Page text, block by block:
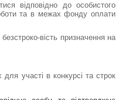
відповідно до особистого
та в межах фонду оплати
вість призначення на
для участі в конкурсі та строк